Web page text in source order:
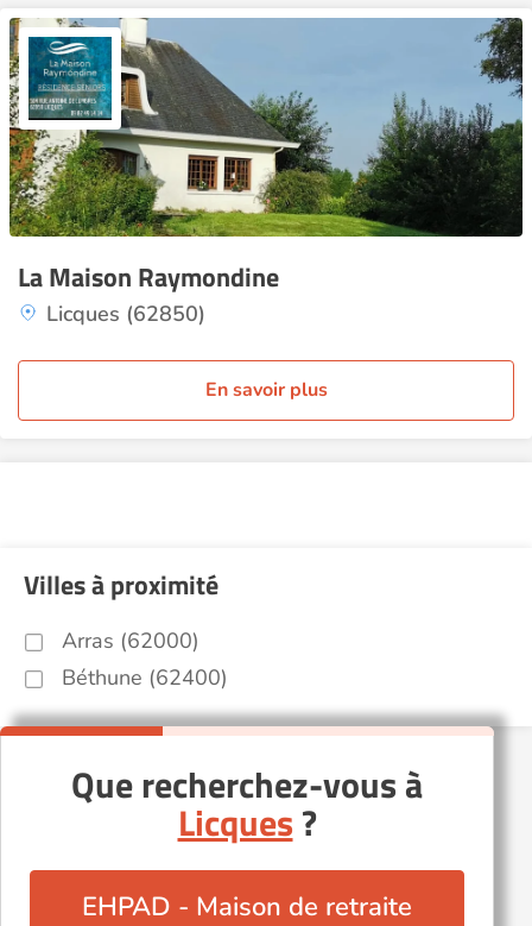
La Maison Raymondine
Licques (62850)
En savoir plus
Villes à proximité
Arras (62000)
Béthune (62400)
Que recherchez-vous à
Licques?
EHPAD - Maison de retraite